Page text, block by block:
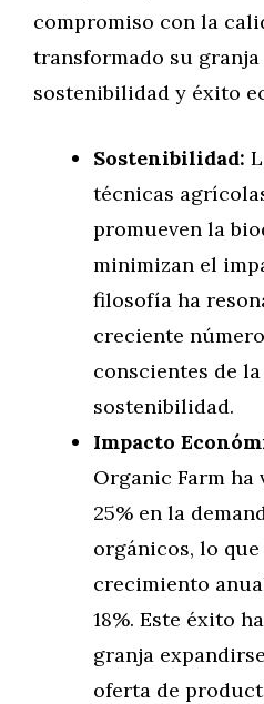
compromiso con la
transformado su
sostenibilidad y éxito
Sostenibilidad:
técnicas
promueven la
minimizan el
filosofía ha
creciente
conscientes de
sostenibilidad.
Impacto
Organic Farm
25% en la
orgánicos, lo
crecimiento
18%. Este éxito
granja
oferta de